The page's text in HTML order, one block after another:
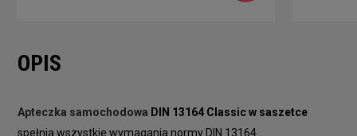
OPIS
Apteczka samochodowa DIN 13164 Classic w saszetce
spełnia wszystkie wymagania normy DIN 13164.